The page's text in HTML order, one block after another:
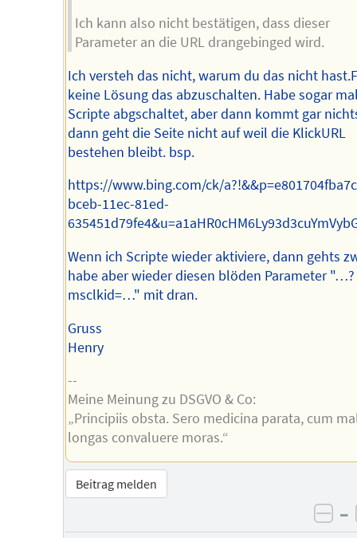
Ich kann also nicht bestätigen, dass dieser
Parameter an die URL drangebinged wird.
Ich versteh das nicht, warum du das nicht
keine Lösung das abzuschalten. Habe sogar
Scripte abgschaltet, aber dann kommt gar
dann geht die Seite nicht auf weil die KlickURL
bestehen bleibt. bsp.
https://www.bing.com/ck/
bceb-11ec-81ed-
Wenn ich Scripte wieder aktiviere, dann gehts
habe aber wieder diesen blöden Parameter "…?
msclkid=…" mit dran.
Gruss
Henry
--
Meine Meinung zu DSGVO & Co:
„Principiis obsta. Sero medicina parata, cum
longas convaluere moras.“
Beitrag melden
–